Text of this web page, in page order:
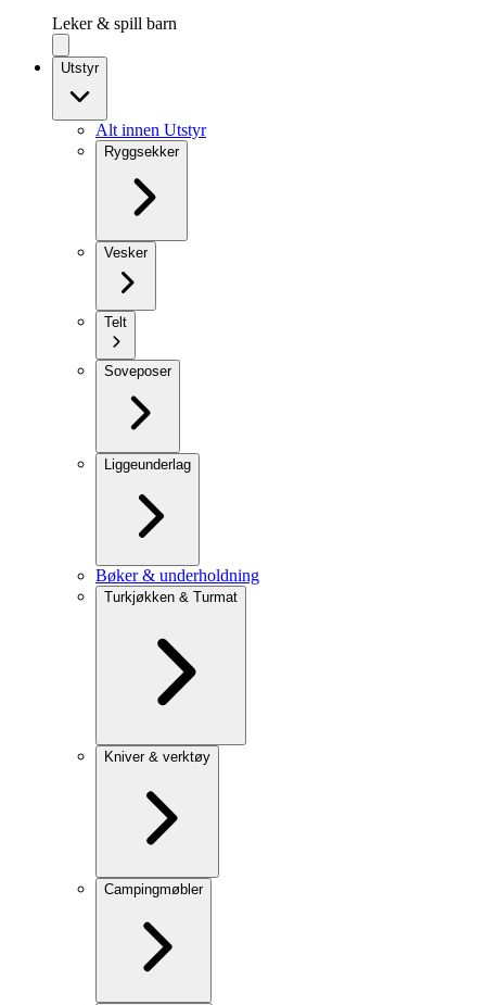
Leker & spill barn
Utstyr
Alt innen Utstyr
Ryggsekker
Vesker
Telt
Soveposer
Liggeunderlag
Bøker & underholdning
Turkjøkken & Turmat
Kniver & verktøy
Campingmøbler